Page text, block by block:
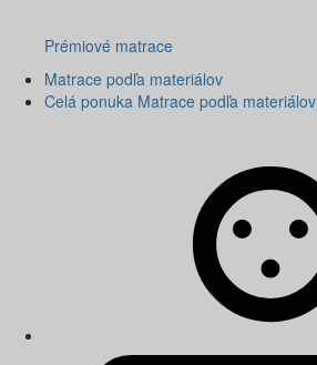
Prémiové matrace
Matrace podľa materiálov
Celá ponuka Matrace podľa materiálov